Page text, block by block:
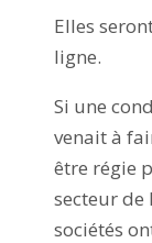
Elles
ligne.
Si une
venait à
être régie
secteur de
sociétés